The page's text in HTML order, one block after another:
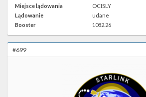
Miejsce lądowania
OCISLY
Lądowanie
udane
Booster
1082.26
#699